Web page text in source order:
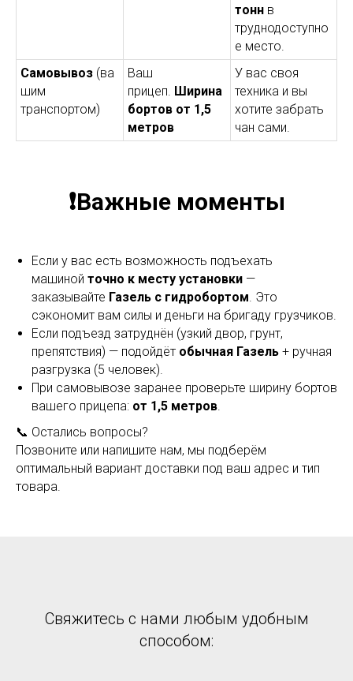
тонн в
труднодоступно
е место.
Самовывоз (ва
шим
транспортом)
Ваш
прицеп. Ширина
бортов от 1,5
метров
У вас своя
техника и вы
хотите забрать
чан сами.
❗Важные моменты
Если у вас есть возможность подъехать
машиной точно к месту установки —
заказывайте Газель с гидробортом . Это
сэкономит вам силы и деньги на бригаду грузчиков.
Если подъезд затруднён (узкий двор, грунт,
препятствия) — подойдёт обычная Газель + ручная
разгрузка (5 человек).
При самовывозе заранее проверьте ширину бортов
вашего прицепа: от 1,5 метров
📞 Остались вопросы?
Позвоните или напишите нам, мы подберём
оптимальный вариант доставки под ваш адрес и тип
товара.
Cвяжитесь с нами любым удобным
способом: